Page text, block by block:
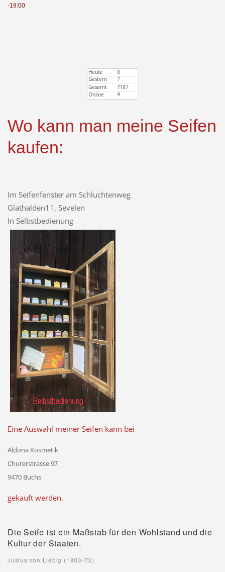
-19:00
Wo kann man meine Seifen
kaufen:
Im Seifenfenster am Schluchtenweg
Glathalden11, Sevelen
In Selbstbedienung
Eine Auswahl meiner Seifen kann bei
Aldona Kosmetik
Churerstrasse 97
9470 Buchs
gekauft werden.
Die Seife ist ein Maßstab für den Wohlstand und die
Kultur der Staaten.
Justus von Liebig (1803-73)